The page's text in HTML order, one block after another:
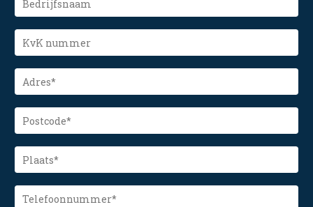
KvK
nummer
Adres
Postcode
Plaats
Telefoonnummer